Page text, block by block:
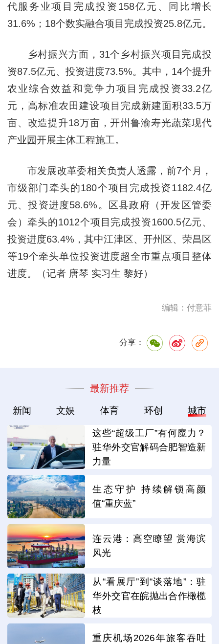
代服务业项目完成投资158亿元、同比增长
31.6%；18个数实融合项目完成投资25.8亿元。
乡村振兴方面，31个乡村振兴项目完成投
资87.5亿元、投资进度73.5%。其中，14个提升
农业综合效益和竞争力项目完成投资33.2亿
元，高标准农田建设项目完成新建面积33.5万
亩、改造提升18万亩，开州鲁渝寿光蔬菜现代
产业园开展主体工程施工。
市发展改革委相关负责人透露，前7个月，
市级部门牵头的180个项目完成投资1182.4亿
元、投资进度58.6%。区县政府（开发区管委
会）牵头的1012个项目完成投资1600.5亿元、
投资进度63.4%，其中江津区、开州区、荣昌区
等19个牵头单位投资进度超全市重点项目整体
进度。（记者 唐琴 实习生 黎好）
编辑：付意菲
分享：
最新推荐
新闻 文娱 体育 环创 城市
这些“超级工厂”有何魔力？
驻华外交官解码合肥智造新
力量
生态守护 持续解锁高颜
值“重庆蓝”
连云港：高空瞭望 赏海滨
风光
从“看展厅”到“谈落地”：驻
华外交官在皖抛出合作橄榄
枝
重庆机场2026年旅客吞吐